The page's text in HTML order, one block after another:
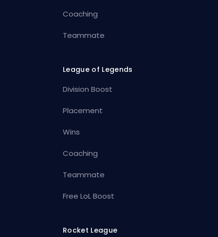
Coaching
Teammate
League of Legends
Division Boost
Placement
Wins
Coaching
Teammate
Free LoL Boost
Rocket League